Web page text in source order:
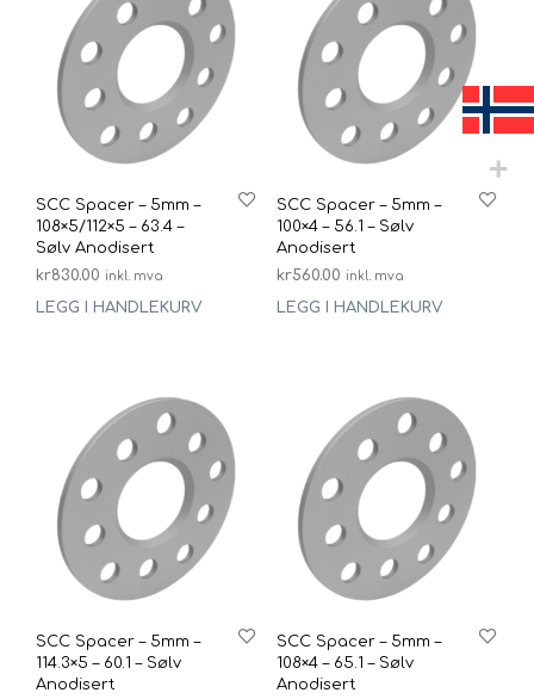
SCC Spacer – 5mm –
108×5/112×5 – 63.4 –
Sølv Anodisert
kr830.00 inkl. mva
LEGG I HANDLEKURV
SCC Spacer – 5mm –
100×4 – 56.1 – Sølv
Anodisert
kr560.00 inkl. mva
LEGG I HANDLEKURV
SCC Spacer – 5mm –
114.3×5 – 60.1 – Sølv
Anodisert
SCC Spacer – 5mm –
108×4 – 65.1 – Sølv
Anodisert